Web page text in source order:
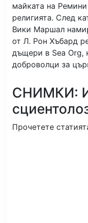
майката на
религията. След
Вики Маршал
от Л. Рон Хъбард
дъщери в Sea Org,
доброволци за
СНИМКИ:
Прочетете